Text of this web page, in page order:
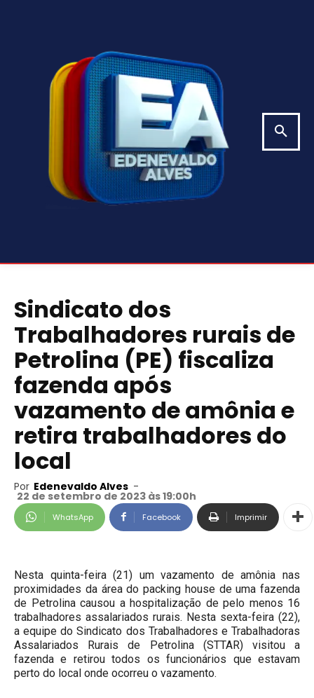
Sindicato dos
Trabalhadores rurais de
Petrolina (PE) fiscaliza
fazenda após
vazamento de amônia e
retira trabalhadores do
local
Por Edenevaldo Alves -
22 de setembro de 2023 às 19:00h
WhatsApp Facebook Imprimir
Nesta quinta-feira (21) um vazamento de amônia nas
proximidades da área do packing house de uma fazenda
de Petrolina causou a hospitalização de pelo menos 16
trabalhadores assalariados rurais. Nesta sexta-feira (22),
a equipe do Sindicato dos Trabalhadores e Trabalhadoras
Assalariados Rurais de Petrolina (STTAR) visitou a
fazenda e retirou todos os funcionários que estavam
perto do local onde ocorreu o vazamento.